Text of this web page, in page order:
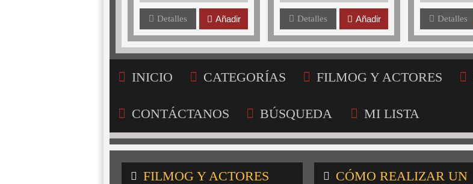
Detalles Añadir Detalles Añadir Detalles
INICIO CATEGORÍAS FILMOG Y ACTORES
CONTÁCTANOS BÚSQUEDA MI LISTA
FILMOG Y ACTORES
CÓMO REALIZAR UN